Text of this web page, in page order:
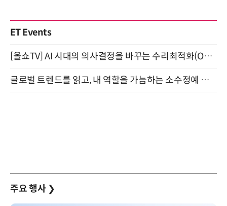
ET Events
[올쇼TV] AI 시대의 의사결정을 바꾸는 수리최적화(Optimization) 소개 (8/20 생방송)
글로벌 트렌드를 읽고, 내 역할을 가늠하는 소수정예 실습 워크숍 (8/28)
주요 행사 ❯